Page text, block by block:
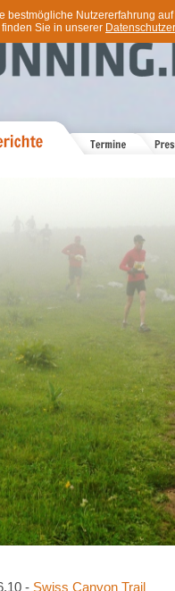
bestmögliche Nutzererfahrung
Sie in unserer
- Swiss Canyon Trail